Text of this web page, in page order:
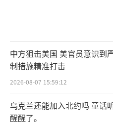
中方狙击美国 美官员意识到
制措施精准打击
2026-08-07 15:59:12
乌克兰还能加入北约吗 童话
醒醒了。